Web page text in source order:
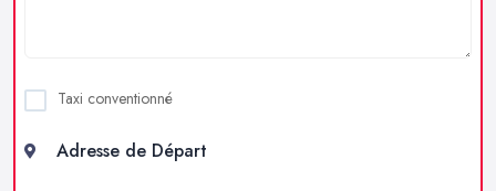
Taxi conventionné
Adresse de Départ